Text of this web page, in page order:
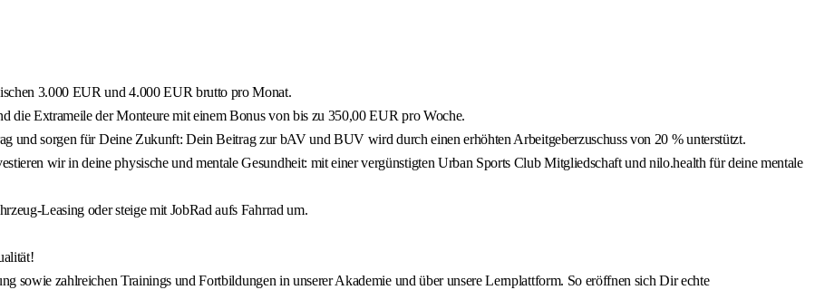
3.000 EUR und 4.000 EUR brutto pro Monat.
die Extrameile der Monteure mit einem Bonus von bis zu 350,00 EUR pro Woche.
und sorgen für Deine Zukunft: Dein Beitrag zur bAV und BUV wird durch einen erhöhten Arbeitgeberzuschuss von 20 % unterstützt.
wir in deine physische und mentale Gesundheit: mit einer vergünstigten Urban Sports Club Mitgliedschaft und nilo.health für deine mentale
Leasing oder steige mit JobRad aufs Fahrrad um.
sowie zahlreichen Trainings und Fortbildungen in unserer Akademie und über unsere Lernplattform. So eröffnen sich Dir echte